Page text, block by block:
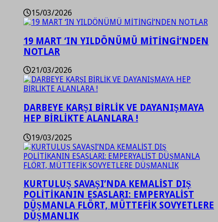
15/03/2026
19 MART ‘IN YILDÖNÜMÜ MİTİNGİ’NDEN
NOTLAR
21/03/2026
DARBEYE KARŞI BİRLİK VE DAYANIŞMAYA
HEP BİRLİKTE ALANLARA !
19/03/2025
KURTULUŞ SAVAŞI’NDA KEMALİST DIŞ
POLİTİKANIN ESASLARI: EMPERYALİST
DÜŞMANLA FLÖRT, MÜTTEFİK SOVYETLERE
DÜŞMANLIK